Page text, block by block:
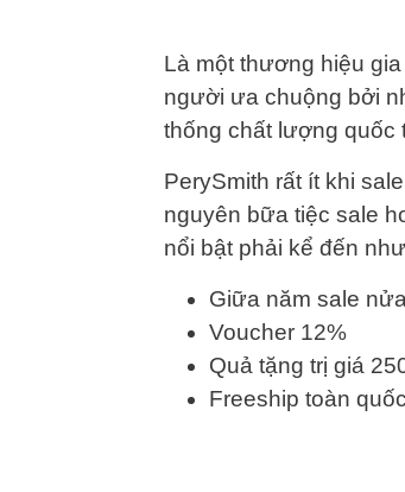
Là một thương hiệu
người ưa chuộng bởi
thống chất lượng quốc
PerySmith rất ít khi
nguyên bữa tiệc sale
nổi bật phải kể đến
Giữa năm sale
Voucher 12%
Quả tặng trị giá
Freeship toàn quốc